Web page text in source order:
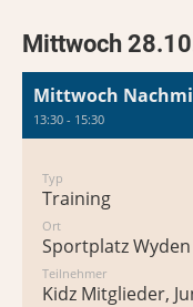
Mittwoch
Mittwoch
13:30 - 15:30
Typ
Training
Ort
Sportplatz Wyden
Teilnehmer
Kidz Mitglieder,